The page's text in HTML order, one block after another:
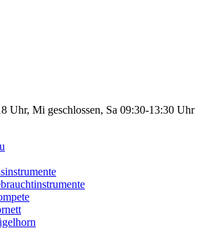
Uhr, Mi geschlossen, Sa 09:30-13:30 Uhr